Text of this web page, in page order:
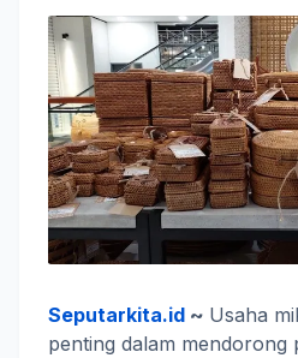
Seputarkita.id ~ Usaha
penting dalam mendorong